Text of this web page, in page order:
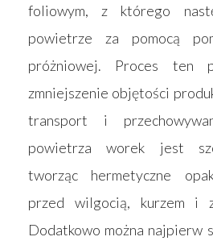
foliowym, z którego
powietrze za pomocą
próżniowej. Proces ten
zmniejszenie objętości
transport i
powietrza worek jest
tworząc hermetyczne
przed wilgocią, kurzem i
Dodatkowo można najpierw